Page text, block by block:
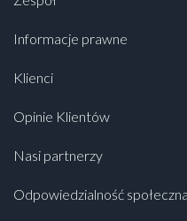
Informacje prawne
Klienci
Opinie Klientów
Nasi partnerzy
Odpowiedzialność społeczna